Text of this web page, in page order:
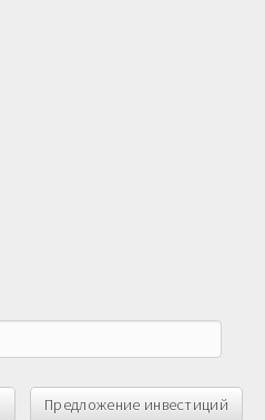
Предложение инвестиций